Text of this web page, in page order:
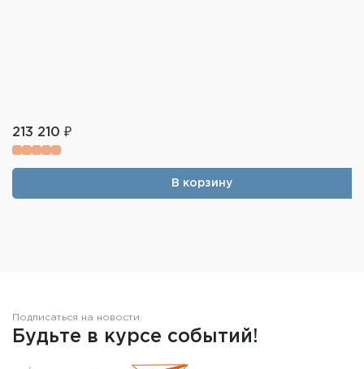
213 210 ₽
В корзину
Подписаться на новости
Будьте в курсе событий!